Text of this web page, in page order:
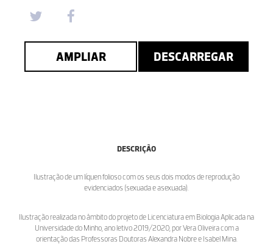
AMPLIAR DESCARREGAR
DESCRIÇÃO
Ilustração de um líquen folioso com os seus dois modos de reprodução
evidenciados (sexuada e asexuada).
Ilustração realizada no âmbito do projeto de Licenciatura em Biologia Aplicada na
Universidade do Minho, ano letivo 2019/2020, por Vera Oliveira com a
orientação das Professoras Doutoras Alexandra Nobre e Isabel Mina.